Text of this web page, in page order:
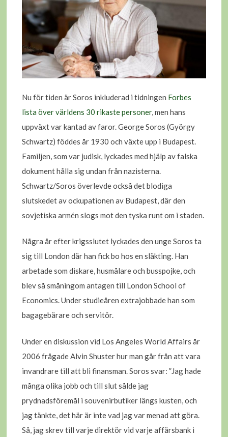
Nu för tiden är Soros inkluderad i tidningen Forbes
lista över världens 30 rikaste personer, men hans
uppväxt var kantad av faror. George Soros (György
Schwartz) föddes år 1930 och växte upp i Budapest.
Familjen, som var judisk, lyckades med hjälp av falska
dokument hålla sig undan från nazisterna.
Schwartz/Soros överlevde också det blodiga
slutskedet av ockupationen av Budapest, där den
sovjetiska armén slogs mot den tyska runt om i staden.
Några år efter krigsslutet lyckades den unge Soros ta
sig till London där han fick bo hos en släkting. Han
arbetade som diskare, husmålare och busspojke, och
blev så småningom antagen till London School of
Economics. Under studieåren extrajobbade han som
bagagebärare och servitör.
Under en diskussion vid Los Angeles World Affairs år
2006 frågade Alvin Shuster hur man går från att vara
invandrare till att bli finansman. Soros svar: ”Jag hade
många olika jobb och till slut sålde jag
prydnadsföremål i souvenirbutiker längs kusten, och
jag tänkte, det här är inte vad jag var menad att göra.
Så, jag skrev till varje direktör vid varje affärsbank i